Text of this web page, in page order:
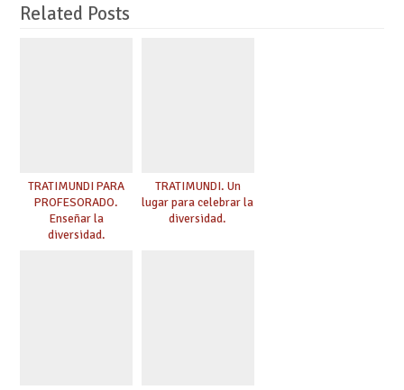
Related Posts
TRATIMUNDI PARA
PROFESORADO.
Enseñar la
diversidad.
TRATIMUNDI. Un
lugar para celebrar la
diversidad.